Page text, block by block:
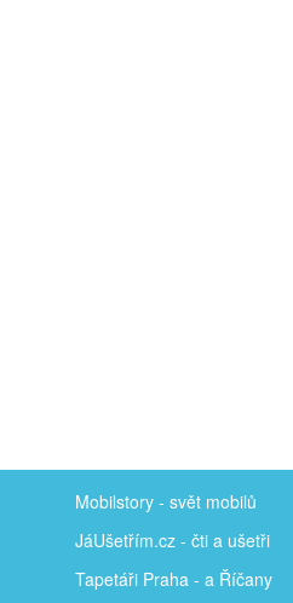
Mobilstory - svět mobilů
JáUšetřím.cz - čti a ušetři
Tapetáři Praha - a Říčany